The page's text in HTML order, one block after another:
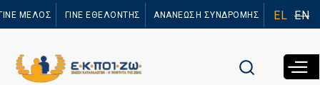
προς το
ΜΕΛΟΣ ΓΙΝΕ ΕΘΕΛΟΝΤΗΣ ΑΝΑΝΕΩΣΗ ΣΥΝΔΡΟΜΗΣ EL EN